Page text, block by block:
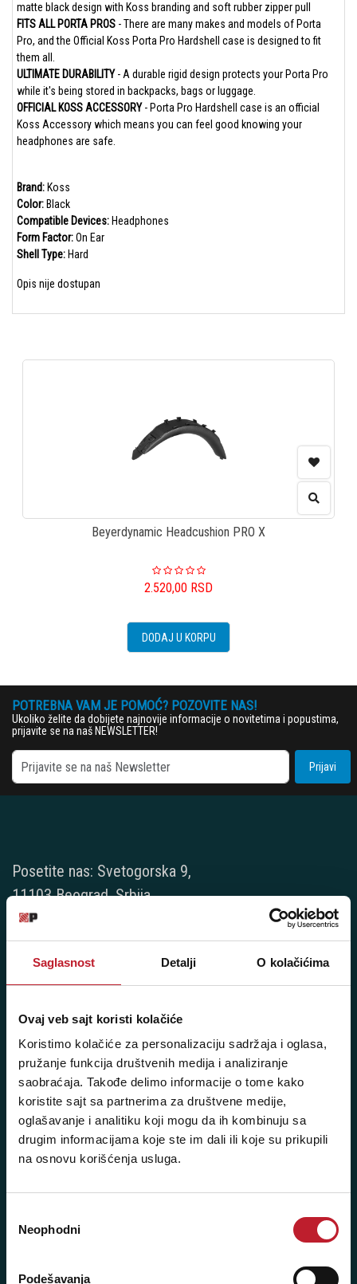
Saglasnost Detalji O kolačićima
Ovaj veb sajt koristi kolačiće
Koristimo kolačiće za personalizaciju sadržaja i oglasa,
pružanje funkcija društvenih medija i analiziranje
saobraćaja. Takođe delimo informacije o tome kako
koristite sajt sa partnerima za društvene medije,
oglašavanje i analitiku koji mogu da ih kombinuju sa
drugim informacijama koje ste im dali ili koje su prikupili
na osnovu korišćenja usluga.
сагласности
Neophodni
Podešavanja
matte black design with Koss branding and soft rubber zipper pull
FITS ALL PORTA PROS - There are many makes and models of Porta
Pro, and the Official Koss Porta Pro Hardshell case is designed to fit
them all.
ULTIMATE DURABILITY- A durable rigid design protects your Porta Pro
while it's being stored in backpacks, bags or luggage.
OFFICIAL KOSS ACCESSORY- Porta Pro Hardshell case is an official
Koss Accessory which means you can feel good knowing your
headphones are safe.
Brand: Koss
Color: Black
Compatible Devices: Headphones
Form Factor:On Ear
Shell Type: Hard
Opis nije dostupan
Beyerdynamic Headcushion PRO X
2.520,00 RSD
DODAJ U KORPU
POTREBNA VAM JE POMOĆ? POZOVITE NAS!
Ukoliko želite da dobijete najnovije informacije o novitetima i popustima,
prijavite se na naš NEWSLETTER!
Prijavi
Posetite nas: Svetogorska 9,
11103 Beograd, Srbija
Pišite nam: info@player.rs
Pozovite nas: +381 11 33-47-615
Sms/Viber/WhatsApp
NAŠE PRODAVNICE
Beograd - Svetogorska 9
Telefoni:
+381 11 3347 442
+381 11 2688 068